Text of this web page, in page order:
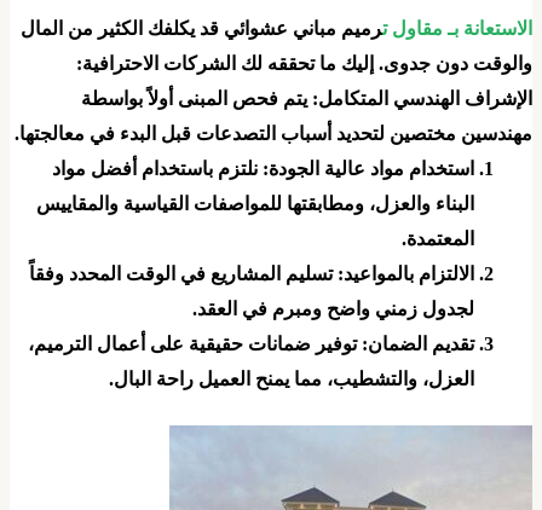
بـ مقاول ت رميم مباني عشوائي قد يكلفك الكثير من المال
دون جدوى. إليك ما تحققه لك الشركات الاحترافية:
الهندسي المتكامل: يتم فحص المبنى أولاً بواسطة
مختصين لتحديد أسباب التصدعات قبل البدء في معالجتها.
​استخدام مواد عالية الجودة: نلتزم باستخدام أفضل مواد
البناء والعزل، ومطابقتها للمواصفات القياسية والمقاييس
المعتمدة.
​الالتزام بالمواعيد: تسليم المشاريع في الوقت المحدد وفقاً
لجدول زمني واضح ومبرم في العقد.
​تقديم الضمان: توفير ضمانات حقيقية على أعمال الترميم،
العزل، والتشطيب، مما يمنح العميل راحة البال.